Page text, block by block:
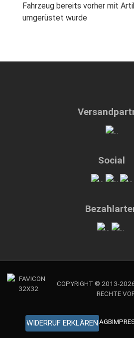
Fahrzeug bereits vorher mit
umgerüstet wurde
Social
COPYRIGHT © 2013-
RECHTE
WIDERRUF ERKLÄREN AGB